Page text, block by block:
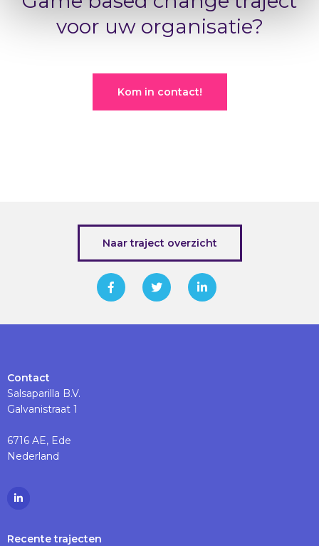
voor uw organisatie?
Kom in contact!
Naar traject overzicht
Contact
Salsaparilla B.V.
Galvanistraat 1
6716 AE, Ede
Nederland
Ga
Linkedinpagina
Recente trajecten